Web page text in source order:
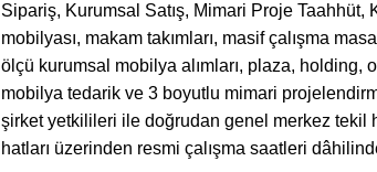
Sipariş, Kurumsal Satış, Mimari Proje
mobilyası, makam takımları, masif çalışma
ölçü kurumsal mobilya alımları, plaza,
mobilya tedarik ve 3 boyutlu mimari
şirket yetkilileri ile doğrudan genel merkez tekil
hatları üzerinden resmi çalışma saatleri